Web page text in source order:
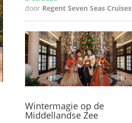
door Regent Seven Seas Cruises
Wintermagie op de
Middellandse Zee